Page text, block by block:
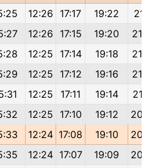
12:26 17:17 19:22
12:26 17:15 19:20
12:25 17:14 19:18
12:25 17:12 19:16
12:25 17:11 19:14
12:25 17:10 19:12
12:24 17:08 19:10
12:24 17:07 19:09